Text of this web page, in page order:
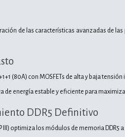
de las características avanzadas de
(80A) con MOSFETs de alta y baja
de energía estable y eficiente para
DDR5 Definitivo
III) optimiza los módulos de memoria DDR5